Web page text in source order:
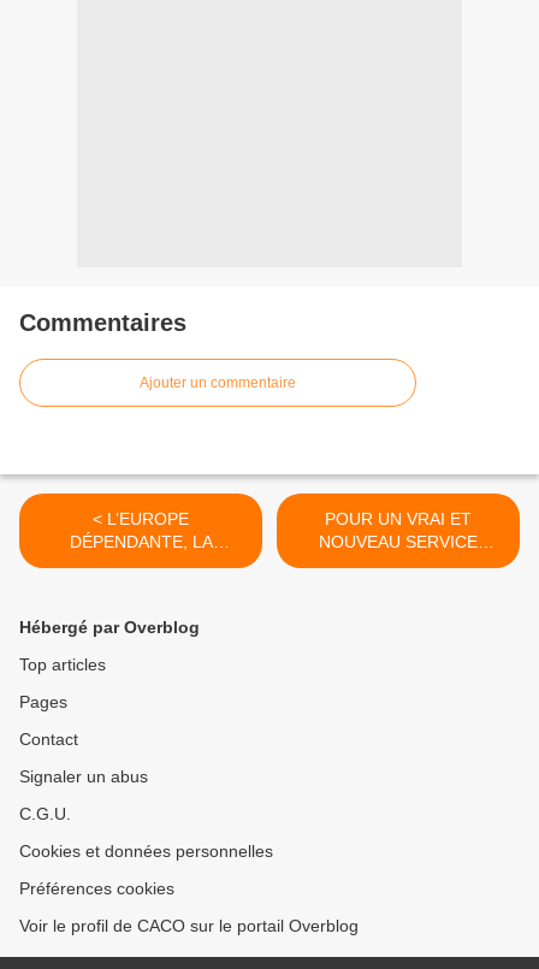
Commentaires
Ajouter un commentaire
< L’EUROPE
DÉPENDANTE, LA
FRANCE DÉPENDANTE
POUR UN VRAI ET
NOUVEAU SERVICE
PUBLIC DE
Hébergé par Overblog
Top articles
Pages
Contact
Signaler un abus
C.G.U.
Cookies et données personnelles
Préférences cookies
Voir le profil de CACO sur le portail Overblog